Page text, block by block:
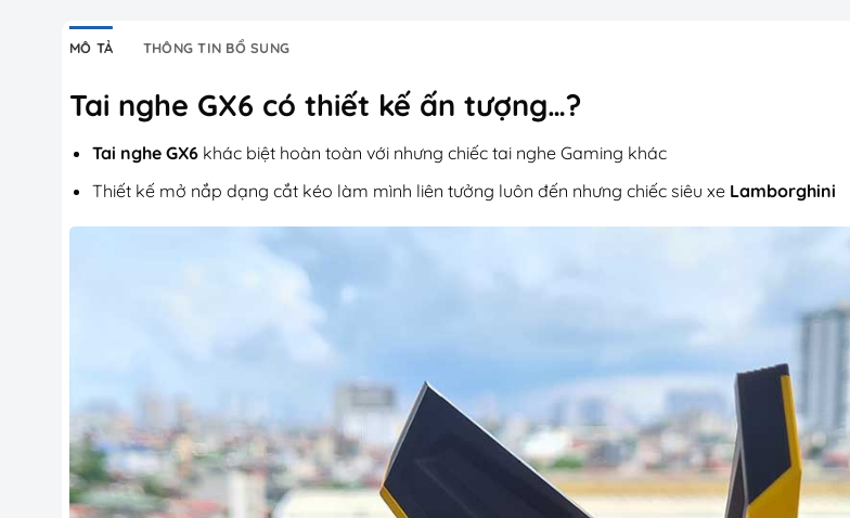
MÔ TẢ THÔNG TIN BỔ SUNG
Tai nghe GX6 có thiết kế ấn tượng…?
Tai nghe GX6khác biệt hoàn toàn với nhưng chiếc tai nghe Gaming khác
Thiết kế mở nắp dạng cắt kéo làm mình liên tưởng luôn đến nhưng chiếc siêu xe Lamborghini